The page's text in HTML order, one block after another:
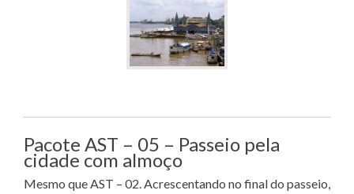
Pacote AST – 05 – Passeio pela
cidade com almoço
Mesmo que AST – 02. Acrescentando no final do passeio,